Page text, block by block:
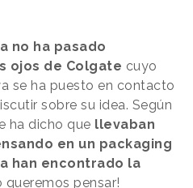
no ha pasado
ojos de Colgate cuyo
se ha puesto en contacto
sobre su idea. Según
ha dicho que llevaban
en un packaging
han encontrado la
queremos pensar!